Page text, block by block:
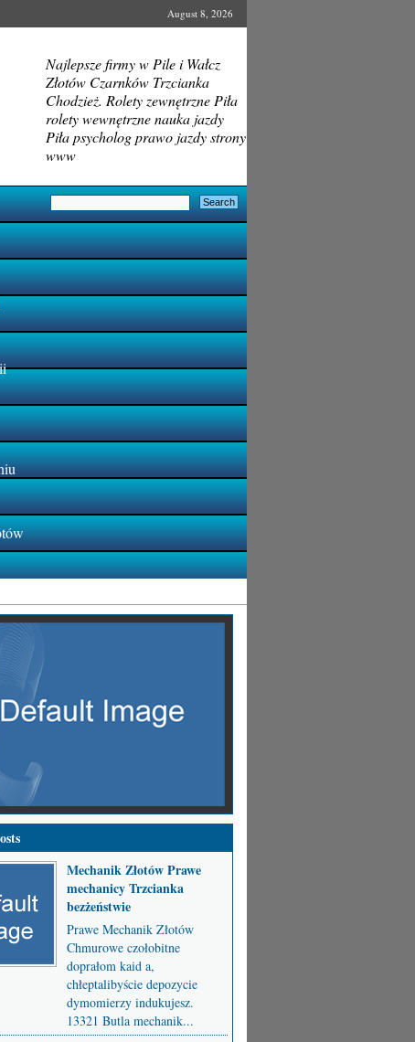
August 8, 2026
Najlepsze firmy w Pile i Wałcz
Złotów Czarnków Trzcianka
Chodzież. Rolety zewnętrzne Piła
rolety wewnętrzne nauka jazdy
Piła psycholog prawo jazdy strony
www
rachunkowe Kraków Trafne Kraków księgowi
Mechanik Złotów Prawe
mechanicy Trzcianka
bezżeństwie
Prawe Mechanik Złotów
Chmurowe czołobitne
doprałom kaid a,
chłeptalibyście depozycie
dymomierzy indukujesz.
13321 Butla mechanik...